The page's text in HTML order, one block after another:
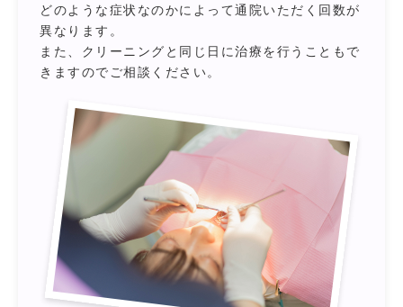
どのような症状なのかによって通院いただく回数が
異なります。
また、クリーニングと同じ日に治療を行うこともで
きますのでご相談ください。